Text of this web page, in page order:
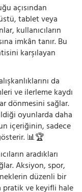
açısından
tablet veya
kullanıcıların
imkân tanır. Bu
karşılayan
da
ve ilerleme kaydı
dönmesini sağlar.
oyunlarda daha
içeriğinin, sadece
📊🏆
aradıkları
Aksiyon, spor,
düzenli bir
pratik ve keyifli hale